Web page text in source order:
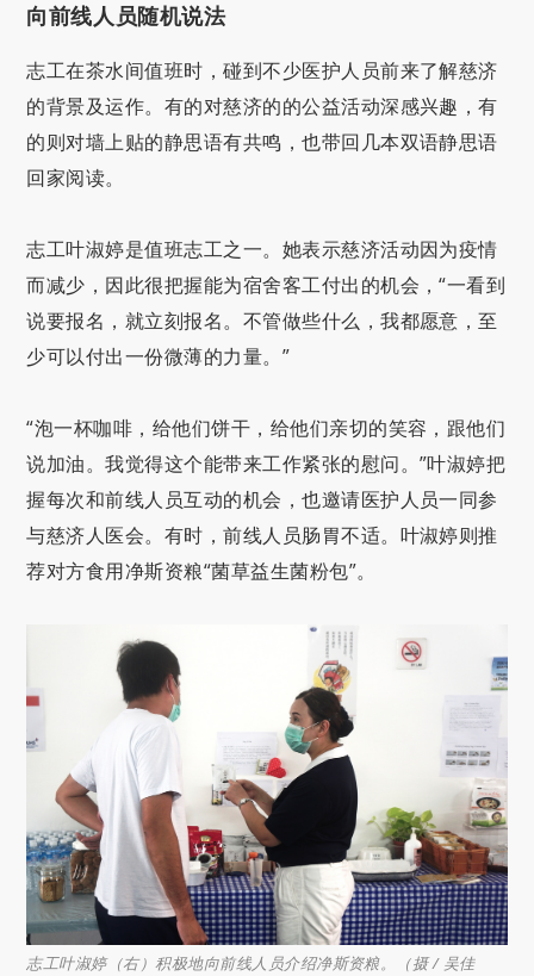
向前线人员随机说法
志工在茶水间值班时，碰到不少医护人员前来了解慈济
的背景及运作。有的对慈济的的公益活动深感兴趣，有
的则对墙上贴的静思语有共鸣，也带回几本双语静思语
回家阅读。
志工叶淑婷是值班志工之一。她表示慈济活动因为疫情
而减少，因此很把握能为宿舍客工付出的机会，“一看到
说要报名，就立刻报名。不管做些什么，我都愿意，至
少可以付出一份微薄的力量。”
“泡一杯咖啡，给他们饼干，给他们亲切的笑容，跟他们
说加油。我觉得这个能带来工作紧张的慰问。”叶淑婷把
握每次和前线人员互动的机会，也邀请医护人员一同参
与慈济人医会。有时，前线人员肠胃不适。叶淑婷则推
荐对方食用净斯资粮“菌草益生菌粉包”。
志工叶淑婷（右）积极地向前线人员介绍净斯资粮。（摄 / 吴佳